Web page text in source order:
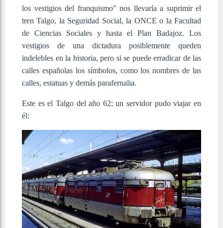
los vestigios del franquismo" nos llevaría a suprimir el
tren Talgo, la Seguridad Social, la ONCE o la Facultad
de Ciencias Sociales y hasta el Plan Badajoz. Los
vestigios de una dictadura posiblemente queden
indelebles en la historia, pero si se puede erradicar de las
calles españolas los símbolos, como los nombres de las
calles, estatuas y demás parafernalia.
Este es el Talgo del año 62; un servidor pudo viajar en
él: